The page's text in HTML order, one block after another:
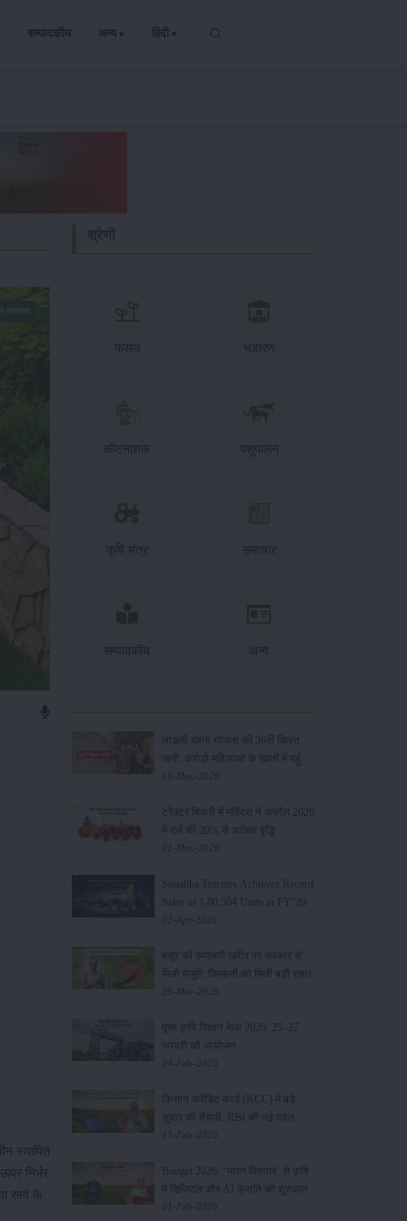
सम्पादकीय अन्य हिंदी
स्थापित
निर्भर
सायं के
फसल भंडारण
कीटनाशक पशुपालन
कृषि यंत्र समाचार
सम्पादकीय अन्य
लाड़ली बहना योजना की 36वीं किस्त
जारी, करोड़ों महिलाओं के खातों में पहुंचे
1500 रुपये
16-May-2026
ट्रैक्टर बिक्री में महिंद्रा ने अप्रैल 2026
में दर्ज की 20% से अधिक वृद्धि
01-May-2026
Sonalika Tractors Achieves Record
Sales of 1,80,504 Units in FY’26
02-Apr-2026
मसूर की एमएसपी खरीद पर सरकार से
मिली मंजूरी: किसानों को मिली बड़ी राहत
28-Mar-2026
पूसा कृषि विज्ञान मेला 2026: 25–27
फरवरी को आयोजन
24-Feb-2026
किसान क्रेडिट कार्ड (KCC) में बड़े
सुधार की तैयारी: RBI की नई पहल से
किसानों को मिलेगा फायदा
13-Feb-2026
Budget 2026: ‘भारत विस्तार’ से कृषि
में डिजिटल और AI क्रांति की शुरुआत
01-Feb-2026